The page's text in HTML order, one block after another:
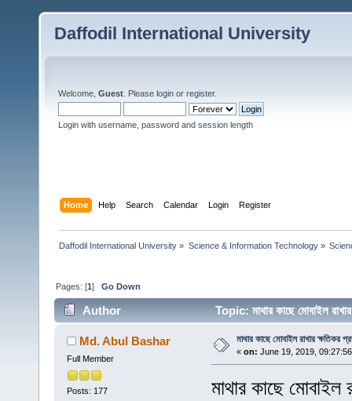
Daffodil International University
Welcome, Guest . Please login or register.
Login with username, password and session length
Home Help Search Calendar Login Register
Daffodil International University » Science & Information Technology»
Pages: [1]Go Down
Author Topic: মাথার কাছে মোবাইল
Md. Abul Bashar
Full Member
Posts: 177
মাথার কাছে মোবাইল রাখার ক্ষতিকর
« on: June 19, 2019,
মাথার কাছে মোবাইল